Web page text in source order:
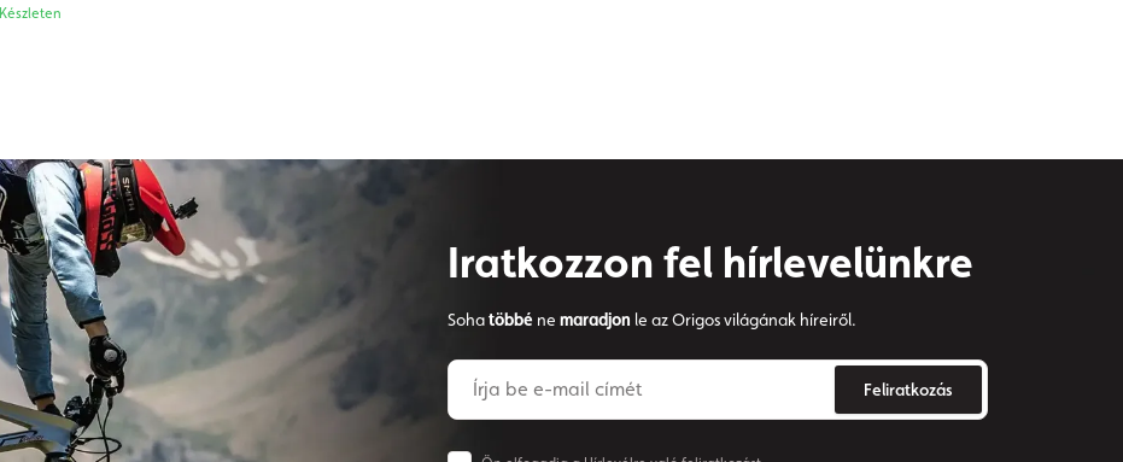
Készleten
Iratkozzon fel hírlevelünkre
Sohatöbbé ne maradjon le az Origos világának híreiről.
Feliratkozás